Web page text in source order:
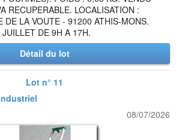
RECUPERABLE. LOCALISATION :
DE LA VOUTE - 91200 ATHIS-MONS.
DE 9H A 17H.
Détail du lot
Lot n° 11
08/07/2026